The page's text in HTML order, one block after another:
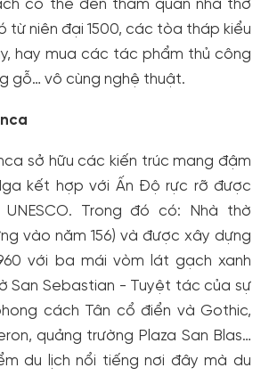
có thể đến tham quan nhà thờ
từ niên đại 1500, các tòa tháp kiểu
hay mua các tác phẩm thủ công
gỗ… vô cùng nghệ thuật.
sở hữu các kiến trúc mang đậm
kết hợp với Ấn Độ rực rỡ được
Trong đó có: Nhà thờ
vào năm 156) và được xây dựng
với ba mái vòm lát gạch xanh
San Sebastian - Tuyệt tác của sự
cách Tân cổ điển và Gothic,
quảng trường Plaza San Blas…
du lịch nổi tiếng nơi đây mà du